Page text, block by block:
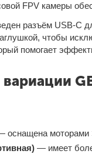
FPV камеры
разъём USB-C
чтобы
помогает
оснащена моторами
— имеет